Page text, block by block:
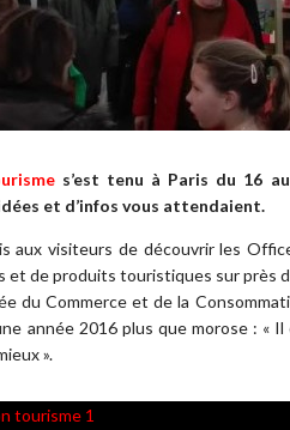
s’est tenu à Paris du 16
et d’infos vous attendaient.
aux visiteurs de découvrir les
de produits touristiques sur près
du Commerce et de la
année 2016 plus que morose : «
».